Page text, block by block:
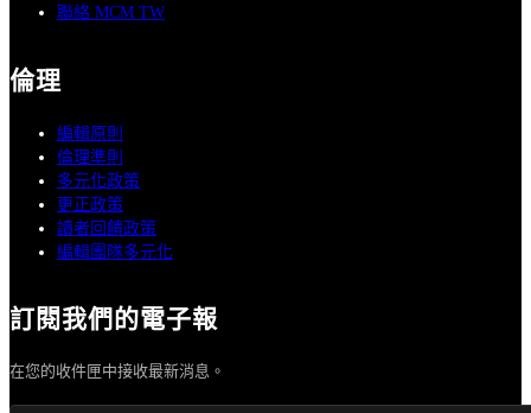
聯絡 MCM TW
倫理
編輯原則
倫理準則
多元化政策
更正政策
讀者回饋政策
編輯團隊多元化
訂閱我們的電子報
在您的收件匣中接收最新消息。